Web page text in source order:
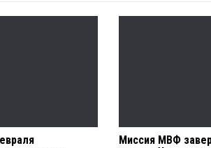
Миссия МВФ